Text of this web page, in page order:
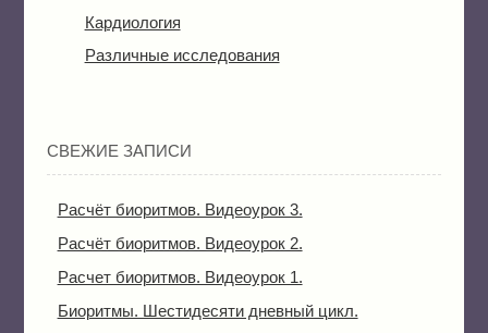
Кардиология
Различные исследования
СВЕЖИЕ ЗАПИСИ
Расчёт биоритмов. Видеоурок 3.
Расчёт биоритмов. Видеоурок 2.
Расчет биоритмов. Видеоурок 1.
Биоритмы. Шестидесяти дневный цикл.